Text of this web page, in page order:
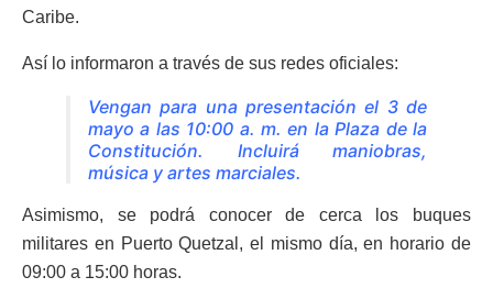
Caribe.
Así lo informaron a través de sus redes oficiales:
Vengan para una presentación el 3 de
mayo a las 10:00 a. m. en la Plaza de la
Constitución. Incluirá maniobras,
música y artes marciales.
Asimismo, se podrá conocer de cerca los buques
militares en Puerto Quetzal, el mismo día, en horario de
09:00 a 15:00 horas.